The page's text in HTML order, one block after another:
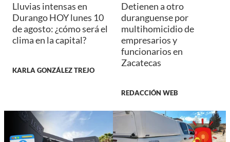
Lluvias intensas en
Durango HOY lunes 10
de agosto: ¿cómo será el
clima en la capital?
KARLA GONZÁLEZ TREJO
Detienen a otro
duranguense por
multihomicidio de
empresarios y
funcionarios en
Zacatecas
REDACCIÓN WEB